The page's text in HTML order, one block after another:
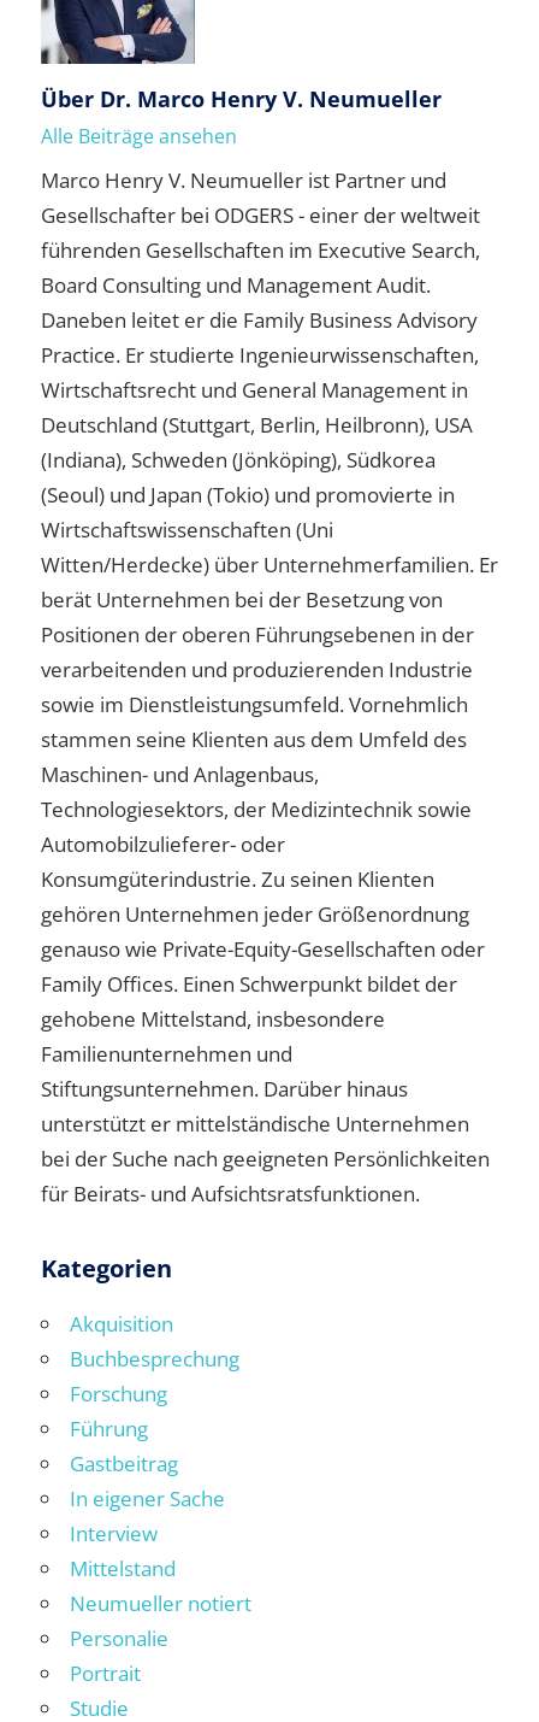
Über Dr. Marco Henry V. Neumueller
Alle Beiträge ansehen
Marco Henry V. Neumueller ist Partner und
Gesellschafter bei ODGERS - einer der weltweit
führenden Gesellschaften im Executive Search,
Board Consulting und Management Audit.
Daneben leitet er die Family Business Advisory
Practice. Er studierte Ingenieurwissenschaften,
Wirtschaftsrecht und General Management in
Deutschland (Stuttgart, Berlin, Heilbronn), USA
(Indiana), Schweden (Jönköping), Südkorea
(Seoul) und Japan (Tokio) und promovierte in
Wirtschaftswissenschaften (Uni
Witten/Herdecke) über Unternehmerfamilien. Er
berät Unternehmen bei der Besetzung von
Positionen der oberen Führungsebenen in der
verarbeitenden und produzierenden Industrie
sowie im Dienstleistungsumfeld. Vornehmlich
stammen seine Klienten aus dem Umfeld des
Maschinen- und Anlagenbaus,
Technologiesektors, der Medizintechnik sowie
Automobilzulieferer- oder
Konsumgüterindustrie. Zu seinen Klienten
gehören Unternehmen jeder Größenordnung
genauso wie Private-Equity-Gesellschaften oder
Family Offices. Einen Schwerpunkt bildet der
gehobene Mittelstand, insbesondere
Familienunternehmen und
Stiftungsunternehmen. Darüber hinaus
unterstützt er mittelständische Unternehmen
bei der Suche nach geeigneten Persönlichkeiten
für Beirats- und Aufsichtsratsfunktionen.
Kategorien
Akquisition
Buchbesprechung
Forschung
Führung
Gastbeitrag
In eigener Sache
Interview
Mittelstand
Neumueller notiert
Personalie
Portrait
Studie